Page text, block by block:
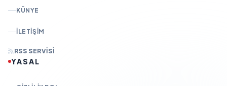
KÜNYE
İLETIŞIM
RSS SERVISI
YASAL